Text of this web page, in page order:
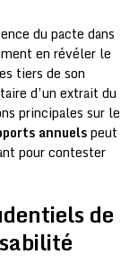
du pacte dans
en révéler le
tiers de son
d’un extrait du
principales sur le
annuelspeut
pour contester
de